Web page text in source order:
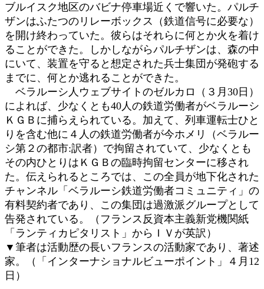
ブルイスク地区のバビナ停車場近くで響いた。パルチ
ザンはふたつのリレーボックス（鉄道信号に必要な）
を開け終わっていた。彼らはそれらに何とか火を着け
ることができた。しかしながらパルチザンは、森の中
にいて、装置を守ると想定された兵士集団が発砲する
までに、何とか逃れることができた。
ベラルーシ人ウェブサイトのゼルカロ（３月30日）
によれば、少なくとも40人の鉄道労働者がベラルーシ
ＫＧＢに捕らえられている。加えて、列車運転士ひと
りを含む他に４人の鉄道労働者が今ホメリ（ベラルー
シ第２の都市:訳者）で拘留されていて、少なくとも
その内ひとりはＫＧＢの臨時拘留センターに移され
た。伝えられるところでは、この全員が地下化された
チャンネル「ベラルーシ鉄道労働者コミュニティ」の
有料契約者であり、この集団は過激派グループとして
告発されている。（フランス反資本主義新党機関紙
「ランティカピタリスト」からＩＶが英訳）
▼筆者は活動歴の長いフランスの活動家であり、著述
家。（「インターナショナルビューポイント」４月12
日）